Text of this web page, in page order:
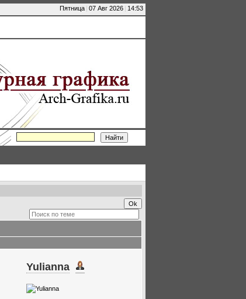
Пятница | 07 Авг 2026 | 14:53
Yulianna